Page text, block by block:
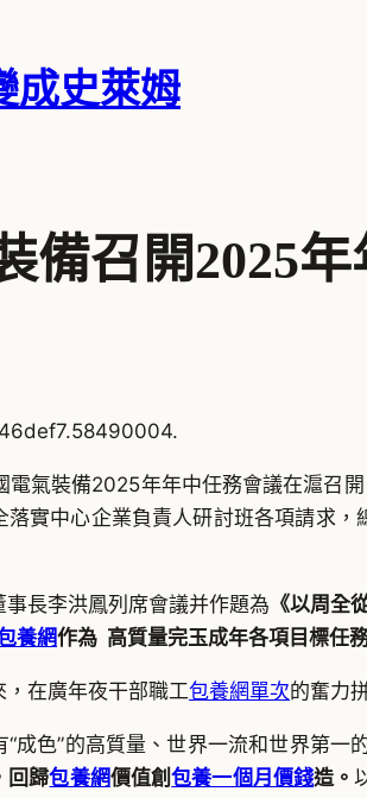
成史萊姆
備召開2025
氣裝備2025年年中任務會議在滬召
落實中心企業負責人研討班各項請求
長李洪鳳列席會議并作題為 《以周全
養網作為 高質量完玉成年各項目標任務
在廣年夜干部職工包養網單次的奮力
成色”的高質量、世界一流和世界第
回歸包養網價值創包養一個月價錢造。